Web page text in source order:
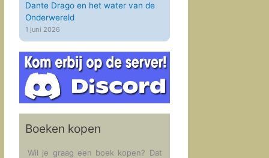
Dante Drago en het water van de
Onderwereld
1 juni 2026
Boeken kopen
Wil je graag een boek kopen? Dat